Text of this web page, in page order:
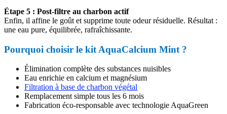
Étape 5 : Post-filtre au charbon actif
Enfin, il affine le goût et supprime toute odeur résiduelle. Résultat :
une eau pure, équilibrée, rafraîchissante.
Pourquoi choisir le kit AquaCalcium Mint ?
Élimination complète des substances nuisibles
Eau enrichie en calcium et magnésium
Filtration à base de charbon végétal
Remplacement simple tous les 6 mois
Fabrication éco-responsable avec technologie AquaGreen